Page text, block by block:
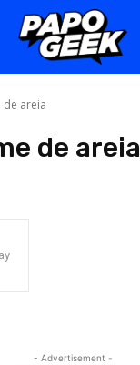
de areia
de areia
- Advertisement -